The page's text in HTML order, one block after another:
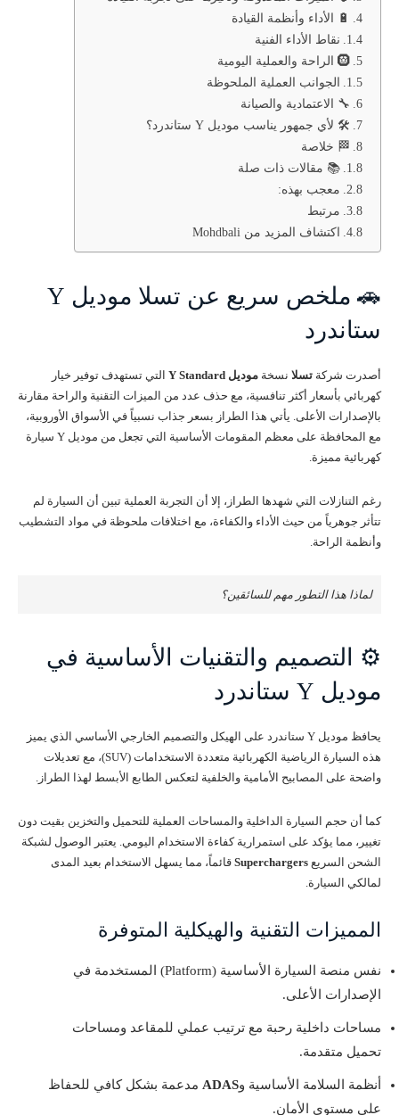
🔋 الأداء وأنظمة القيادة
نقاط الأداء الفنية
🛞 الراحة والعملية اليومية
الجوانب العملية الملحوظة
🔧 الاعتمادية والصيانة
🛠️ لأي جمهور يناسب موديل Y ستاندرد؟
🏁 خلاصة
📚 مقالات ذات صلة
معجب بهذه:
مرتبط
اكتشاف المزيد من Mohdbali
🚗 ملخص سريع عن تسلا موديل Y
ستاندرد
أصدرت شركة تسلا نسخة موديل Y Standard
التي تستهدف توفير خيار
كهربائي بأسعار أكثر تنافسية، مع حذف عدد من الميزات التقنية والراحة مقارنة
بالإصدارات الأعلى. يأتي هذا الطراز بسعر جذاب نسبياً في الأسواق الأوروبية،
مع المحافظة على معظم المقومات الأساسية التي تجعل من موديل Y سيارة
كهربائية مميزة.
رغم التنازلات التي شهدها الطراز، إلا أن التجربة العملية تبين أن السيارة لم
تتأثر جوهرياً من حيث الأداء والكفاءة، مع اختلافات ملحوظة في مواد التشطيب
وأنظمة الراحة.
لماذا هذا التطور مهم للسائقين؟
⚙️ التصميم والتقنيات الأساسية في
موديل Y ستاندرد
يحافظ موديل Y ستاندرد على الهيكل والتصميم الخارجي الأساسي الذي يميز
هذه السيارة الرياضية الكهربائية متعددة الاستخدامات (SUV)، مع تعديلات
واضحة على المصابيح الأمامية والخلفية لتعكس الطابع الأبسط لهذا الطراز.
كما أن حجم السيارة الداخلية والمساحات العملية للتحميل والتخزين بقيت دون
تغيير، مما يؤكد على استمرارية كفاءة الاستخدام اليومي. يعتبر الوصول لشبكة
الشحن السريع Superchargers قائماً، مما يسهل الاستخدام بعيد المدى
لمالكي السيارة.
المميزات التقنية والهيكلية المتوفرة
نفس منصة السيارة الأساسية (Platform) المستخدمة في
الإصدارات الأعلى.
مساحات داخلية رحبة مع ترتيب عملي للمقاعد ومساحات
تحميل متقدمة.
أنظمة السلامة الأساسية وADAS مدعمة بشكل كافي للحفاظ
على مستوى الأمان.